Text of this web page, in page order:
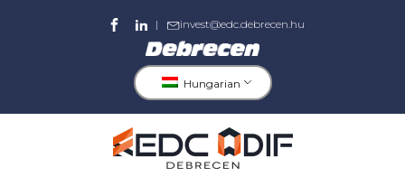
| invest@edc.debrecen.hu
Hungarian